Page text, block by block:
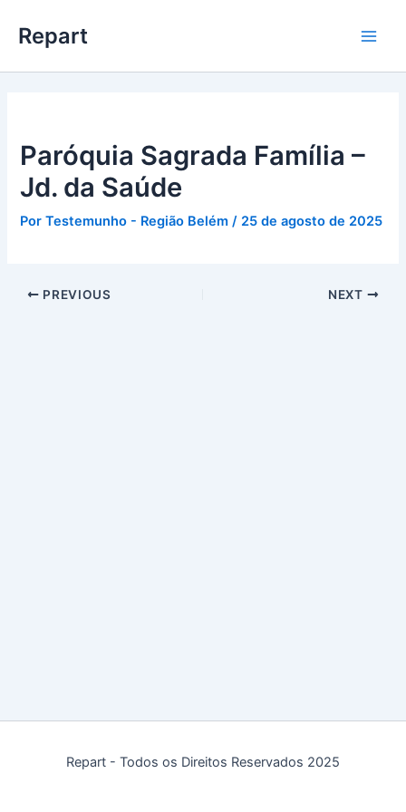
para
conteúdo
Repart
Paróquia Sagrada Família –
Jd. da Saúde
PorTestemunho - Região Belém/ 25 de agosto de 2025
PREVIOUS NEXT
Repart - Todos os Direitos Reservados 2025